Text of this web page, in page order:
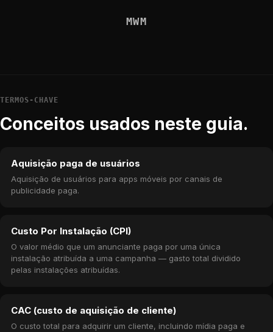
MWM
TERMOS-CHAVE
Conceitos usados neste guia.
Aquisição paga de usuários
Aquisição de usuários para apps móveis por canais de
publicidade paga.
Custo Por Instalação (CPI)
O valor médio que um anunciante paga por uma única
instalação atribuída a uma campanha — gasto total dividido
pelas instalações atribuídas.
CAC (custo de aquisição de cliente)
O custo total para adquirir um cliente, incluindo mídia paga e